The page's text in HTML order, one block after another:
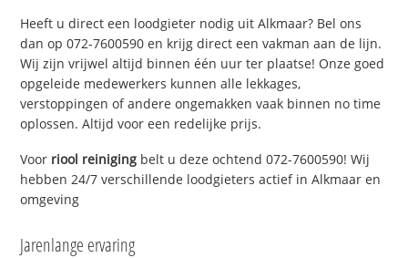
Heeft u direct een loodgieter nodig uit Alkmaar? Bel ons
dan op 072-7600590 en krijg direct een vakman aan de lijn.
Wij zijn vrijwel altijd binnen één uur ter plaatse! Onze goed
opgeleide medewerkers kunnen alle lekkages,
verstoppingen of andere ongemakken vaak binnen no time
oplossen. Altijd voor een redelijke prijs.
Voor riool reiniging belt u deze ochtend 072-7600590! Wij
hebben 24/7 verschillende loodgieters actief in Alkmaar en
omgeving
Jarenlange ervaring